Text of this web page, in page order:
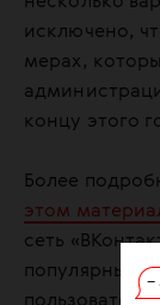
–
исключено,
мерах,
концу этого
Более
этом
сеть
популярных в